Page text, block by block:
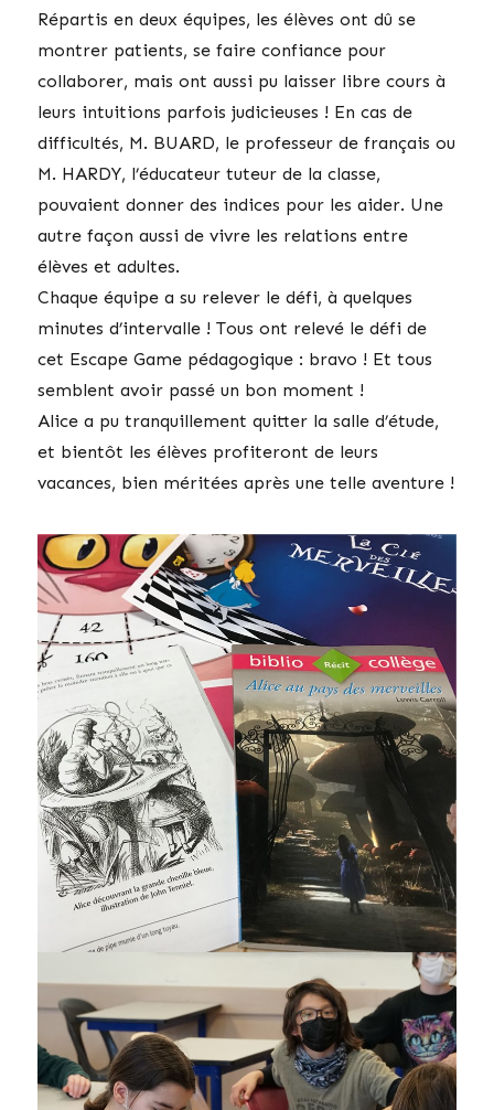
Répartis en deux équipes, les élèves ont dû se
montrer patients, se faire confiance pour
collaborer, mais ont aussi pu laisser libre cours à
leurs intuitions parfois judicieuses ! En cas de
difficultés, M. BUARD, le professeur de français ou
M. HARDY, l’éducateur tuteur de la classe,
pouvaient donner des indices pour les aider. Une
autre façon aussi de vivre les relations entre
élèves et adultes.
Chaque équipe a su relever le défi, à quelques
minutes d’intervalle ! Tous ont relevé le défi de
cet Escape Game pédagogique : bravo ! Et tous
semblent avoir passé un bon moment !
Alice a pu tranquillement quitter la salle d’étude,
et bientôt les élèves profiteront de leurs
vacances, bien méritées après une telle aventure !